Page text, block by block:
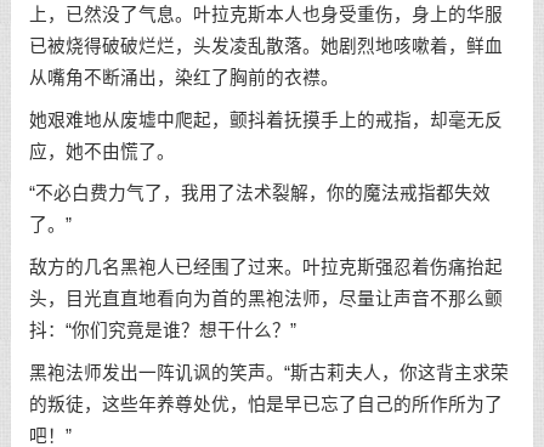
上，已然没了气息。叶拉克斯本人也身受重伤，身上的华服
已被烧得破破烂烂，头发凌乱散落。她剧烈地咳嗽着，鲜血
从嘴角不断涌出，染红了胸前的衣襟。
她艰难地从废墟中爬起，颤抖着抚摸手上的戒指，却毫无反
应，她不由慌了。
“不必白费力气了，我用了法术裂解，你的魔法戒指都失效
了。”
敌方的几名黑袍人已经围了过来。叶拉克斯强忍着伤痛抬起
头，目光直直地看向为首的黑袍法师，尽量让声音不那么颤
抖：“你们究竟是谁？想干什么？”
黑袍法师发出一阵讥讽的笑声。“斯古莉夫人，你这背主求荣
的叛徒，这些年养尊处优，怕是早已忘了自己的所作所为了
吧！”